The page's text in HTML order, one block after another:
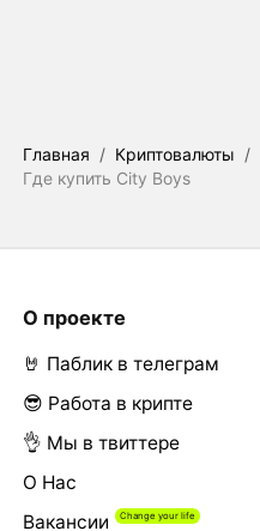
Главная / Криптовалюты /
Где купить City Boys
О проекте
🤘 Паблик в телеграм
😎 Работа в крипте
👌 Мы в твиттере
О Нас
Вакансии